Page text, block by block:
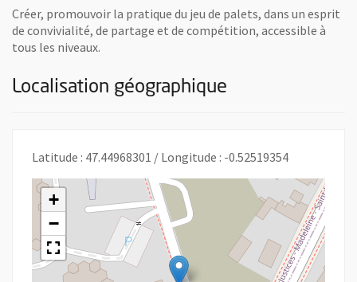
Créer, promouvoir la pratique du jeu de palets, dans un esprit
de convivialité, de partage et de compétition, accessible à
tous les niveaux.
Localisation géographique
Latitude : 47.44968301 / Longitude : -0.52519354
+
−